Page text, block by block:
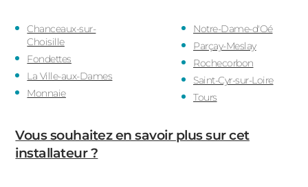
Chanceaux-sur-
Choisille
Fondettes
La Ville-aux-Dames
Monnaie
Notre-Dame-d'Oé
Parçay-Meslay
Rochecorbon
Saint-Cyr-sur-Loire
Tours
Vous souhaitez en savoir plus sur cet
installateur ?